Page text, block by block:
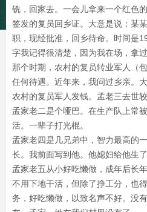
铣，回家去。一会儿拿来一个红色
签发的复员回乡证。大意是说：某
职，现经批准，回乡待命。时间是
字我记得很清楚，因为我在场，拿
那个时期，农村的复员转业军人（
任何待遇。近年来，我问过乡亲。
农村的复员军人发钱。孟老三去世
孟家老二是个哑巴。在生产队上常
活。一辈子打光棍。
孟家老四是几兄弟中，智力最高的
长。我前面写到他。他媳妇给他生
孟家老五从小好吃懒做，成年后长
不用下地干活，但除了挣工分，也
务，好吃懒做，以致名声不好。没